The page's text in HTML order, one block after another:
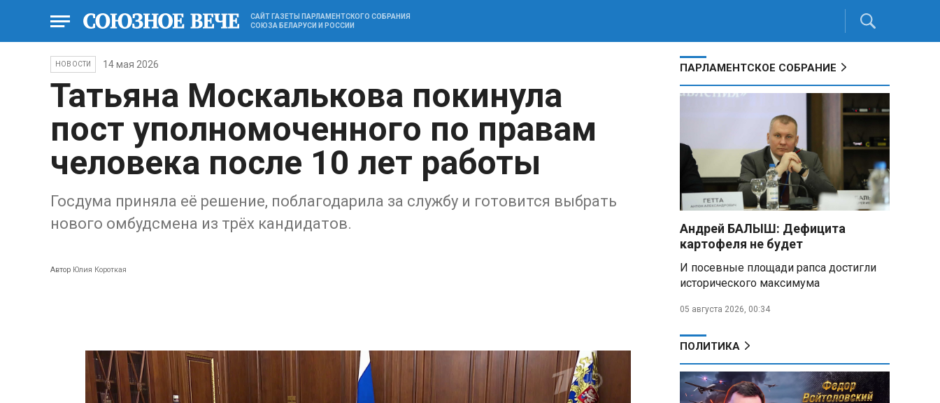
САЙТ ГАЗЕТЫ ПАРЛАМЕНТСКОГО СОБРАНИЯ
СОЮЗА БЕЛАРУСИ И РОССИИ
НОВОСТИ 14 мая 2026
Татьяна Москалькова покинула
пост уполномоченного по правам
человека после 10 лет работы
Госдума приняла её решение, поблагодарила за службу и готовится выбрать
нового омбудсмена из трёх кандидатов.
Автор Юлия Короткая
ПАРЛАМЕНТСКОЕ СОБРАНИЕ
Андрей БАЛЫШ: Дефицита
картофеля не будет
И посевные площади рапса достигли
исторического максимума
05 августа 2026, 00:34
ПОЛИТИКА